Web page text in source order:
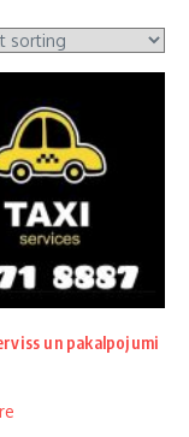
un pakalpojumi